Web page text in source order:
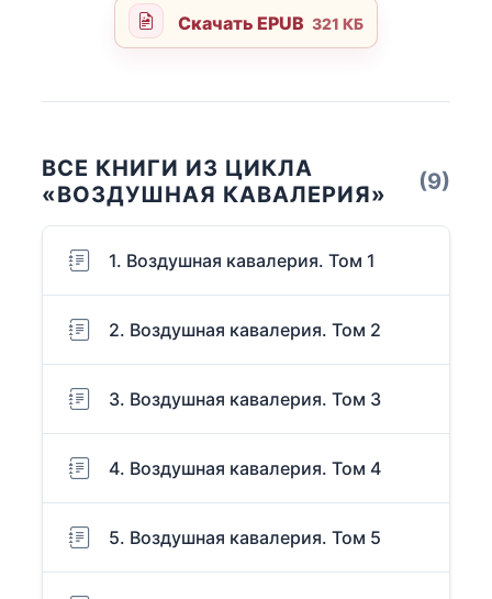
Скачать EPUB 321 КБ
ВСЕ КНИГИ ИЗ ЦИКЛА
«ВОЗДУШНАЯ КАВАЛЕРИЯ»
(9)
1. Воздушная кавалерия. Том 1
2. Воздушная кавалерия. Том 2
3. Воздушная кавалерия. Том 3
4. Воздушная кавалерия. Том 4
5. Воздушная кавалерия. Том 5